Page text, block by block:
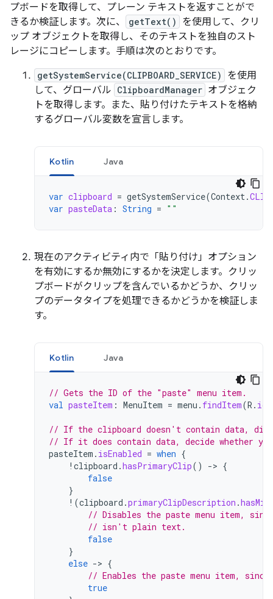
プボードを取得して、プレーン テキストを返すことがで
きるか検証します。次に、
getText()
を使用して、クリ
ップ オブジェクトを取得し、そのテキストを独自のスト
レージにコピーします。手順は次のとおりです。
getSystemService(CLIPBOARD_SERVICE)
を使用
して、グローバル ClipboardManager オブジェク
トを取得します。また、貼り付けたテキストを格納
するグローバル変数を宣言します。
Kotlin Java
var clipboard = getSystemService(Context.
var pasteData : String = ""
現在のアクティビティ内で「貼り付け」オプション
を有効にするか無効にするかを決定します。クリッ
プボードがクリップを含んでいるかどうか、クリッ
プのデータタイプを処理できるかどうかを検証しま
す。
Kotlin Java
// Gets the ID of the "paste" menu item.
val pasteItem : MenuItem = menu . findItem(R . id
// If the clipboard doesn't contain data,
// If it does contain data, decide whether
pasteItem . isEnabled = when {
! clipboard .hasPrimaryClip() -> {
false
}
! (clipboard .primaryClipDescription .
// Disables the paste menu item,
// isn't plain text.
false
}
else -> {
// Enables the paste menu item,
true